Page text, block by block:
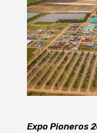
Expo Pioneros